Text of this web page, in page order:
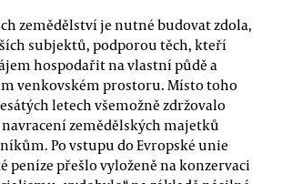
zemědělství je nutné budovat zdola,
subjektů, podporou těch, kteří
hospodařit na vlastní půdě a
venkovském prostoru. Místo toho
letech všemožně zdržovalo
zemědělských majetků
Po vstupu do Evropské unie
peníze přešlo vyloženě na konzervaci